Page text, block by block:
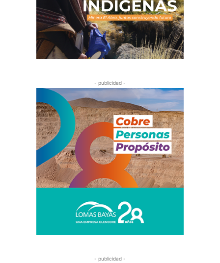
- publicidad -
- publicidad -